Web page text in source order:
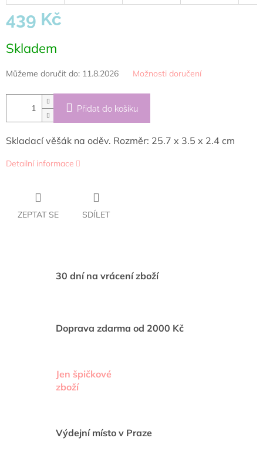
439 Kč
cena:
Skladem
Můžeme doručit do: 11.8.2026 Možnosti doručení
Přidat do košíku
Skladací věšák na oděv. Rozměr: 25.7 x 3.5 x 2.4 cm
Detailní informace
ZEPTAT SE SDÍLET
30 dní na vrácení zboží
Doprava zdarma od 2000 Kč
Jen špičkové
zboží
Výdejní místo v Praze